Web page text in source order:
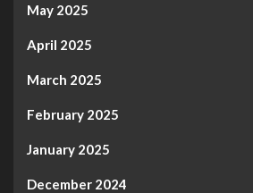
May 2025
April 2025
March 2025
February 2025
January 2025
December 2024